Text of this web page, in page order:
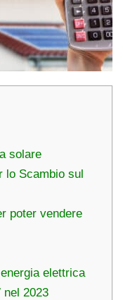
solare
lo Scambio sul
poter vendere
elettrica
nel 2023